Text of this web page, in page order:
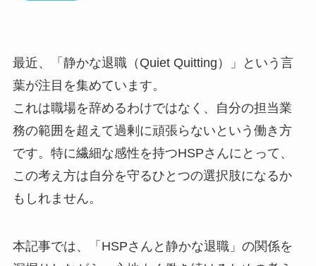
最近、「静かな退職（Quiet Quitting）」という言
葉が注目を集めています。
これは職場を辞めるわけではなく、自分の担当業
務の範囲を超えて過剰に頑張らないという働き方
です。特に繊細な感性を持つHSPさんにとって、
この考え方は自分を守るひとつの選択肢になるか
もしれません。
本記事では、「HSPさんと静かな退職」の関係を